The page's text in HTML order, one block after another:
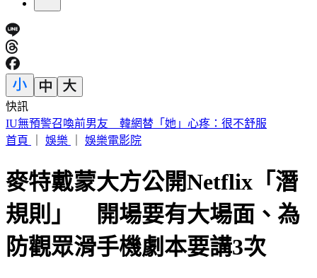
快訊
中國出入境新規將上路 陸委會曝「這類人」最危險
首頁
娛樂 娛樂電影院
麥特戴蒙大方公開Netflix「潛
規則」 開場要有大場面、為
防觀眾滑手機劇本要講3次